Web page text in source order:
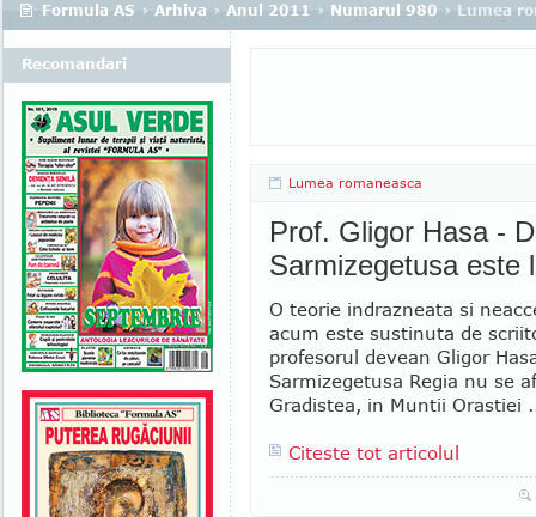
Formula AS › Arhiva › Anul 2011 › Numarul 980 › Lumea
Lumea romaneasca
Prof. Gligor Hasa -
Sarmizegetusa este
O teorie indrazneata si
acum este sustinuta de
profesorul devean Gligor
Sarmizegetusa Regia nu se
Gradistea, in Muntii Orastiei
Citeste tot articolul
Recomandari